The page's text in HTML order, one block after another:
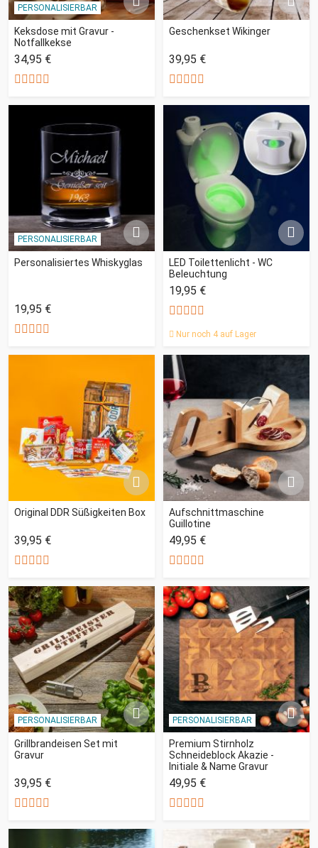
PERSONALISIERBAR
Keksdose mit Gravur -
Notfallkekse
34,95 €
Geschenkset Wikinger
39,95 €
PERSONALISIERBAR
Personalisiertes Whiskyglas
19,95 €
LED Toilettenlicht - WC
Beleuchtung
19,95 €
Nur noch 4 auf Lager
Original DDR Süßigkeiten Box
39,95 €
Aufschnittmaschine
Guillotine
49,95 €
PERSONALISIERBAR
Grillbrandeisen Set mit
Gravur
39,95 €
PERSONALISIERBAR
Premium Stirnholz
Schneideblock Akazie -
Initiale & Name Gravur
49,95 €